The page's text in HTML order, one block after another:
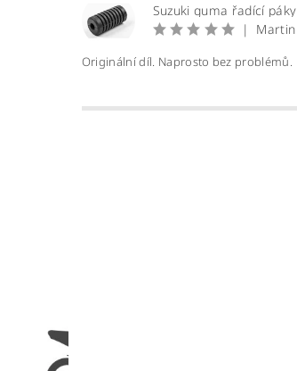
Suzuki guma řadící páky
|
Originální díl. Naprosto bez problémů.